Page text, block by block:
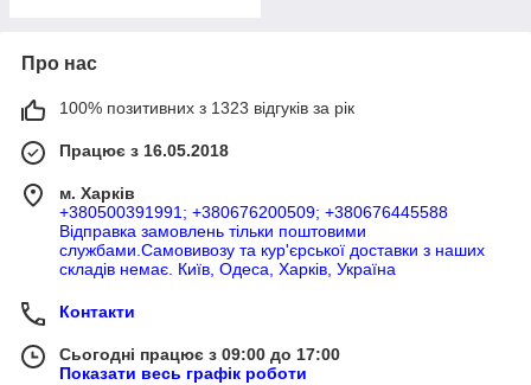
Про нас
100% позитивних з 1323 відгуків за рік
Працює з 16.05.2018
м. Харків
+380500391991; +380676200509; +380676445588
Відправка замовлень тільки поштовими
службами.Самовивозу та кур'єрської доставки з наших
складів немає. Київ, Одеса, Харків, Україна
Контакти
Сьогодні працює з 09:00 до 17:00
Показати весь графік роботи